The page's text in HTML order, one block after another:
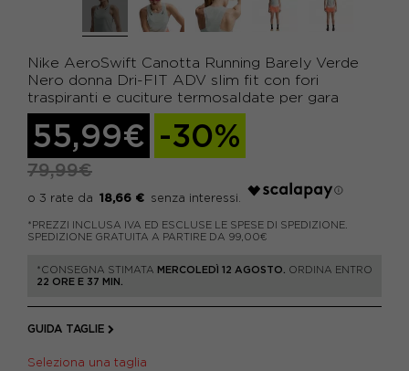
Nike AeroSwift Canotta Running Barely Verde
Nero donna Dri-FIT ADV slim fit con fori
traspiranti e cuciture termosaldate per gara
55,99€ -30%
79,99€
18,66 €
*PREZZI INCLUSA IVA ED ESCLUSE LE SPESE DI SPEDIZIONE.
SPEDIZIONE GRATUITA A PARTIRE DA 99,00€
*CONSEGNA STIMATA MERCOLEDÌ 12 AGOSTO.
ORDINA ENTRO
22 ORE E 37 MIN.
GUIDA TAGLIE
Seleziona una taglia